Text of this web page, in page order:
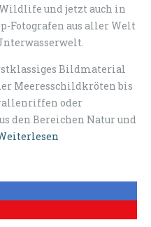
und jetzt auch in
Fotografen aus aller Welt
Bildmaterial
Meeresschildkröten bis
oder
den Bereichen Natur und